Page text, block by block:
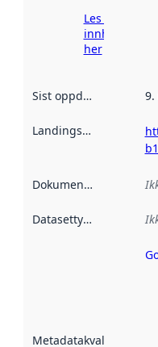
Les meir om
innhenting
her
Sist oppdatert 9.
Landingsside
Dokumentasjon
Datasettype
Metadatakvalitet